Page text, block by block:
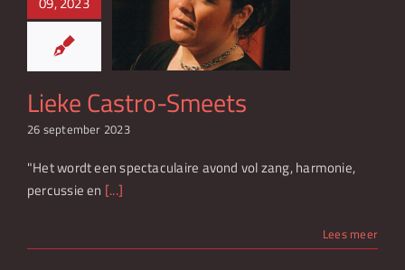
Castro-
Lieke Castro-Smeets
26 september 2023
"Het wordt een spectaculaire avond vol zang, harmonie,
percussie en [...]
Lees meer